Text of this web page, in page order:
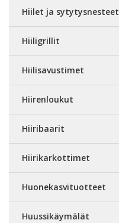
Hiilet ja sytytysnesteet
Hiiligrillit
Hiilisavustimet
Hiirenloukut
Hiiribaarit
Hiirikarkottimet
Huonekasvituotteet
Huussikäymälät